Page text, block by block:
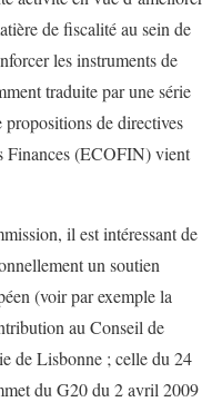
de fiscalité au sein de
les instruments de
traduite par une série
de directives
Finances (ECOFIN) vient
il est intéressant de
un soutien
(voir par exemple la
au Conseil de
de Lisbonne ; celle du 24
du G20 du 2 avril 2009